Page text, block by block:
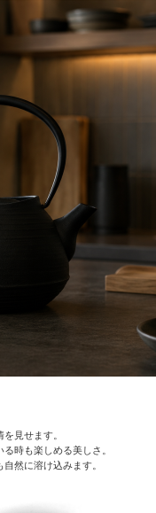
見せます。
時も楽しめる美しさ。
然に溶け込みます。